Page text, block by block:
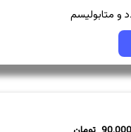
متابولیسم